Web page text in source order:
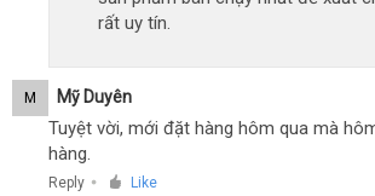
rất uy tín.
M Mỹ Duyên
Tuyệt vời, mới đặt hàng hôm qua mà
hàng.
Reply ● Like